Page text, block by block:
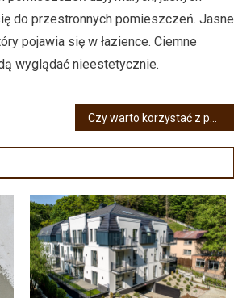
do przestronnych pomieszczeń. Jasne
pojawia się w łazience. Ciemne
wyglądać nieestetycznie.